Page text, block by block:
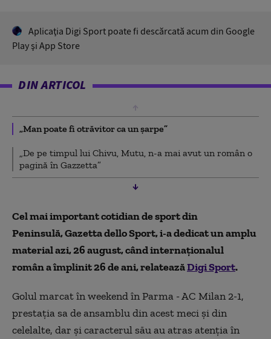
Aplicaţia Digi Sport poate fi descărcată acum din Google
Play şi App Store
DIN ARTICOL
„Man poate fi otrăvitor ca un șarpe”
„De pe timpul lui Chivu, Mutu, n-a mai avut un român o
pagină în Gazzetta”
Cel mai important cotidian de sport din
Peninsulă, Gazetta dello Sport, i-a dedicat un amplu
material azi, 26 august, când internaționalul
român a împlinit 26 de ani, relateazăDigi Sport.
Golul marcat în weekend în Parma - AC Milan 2-1,
prestația sa de ansamblu din acest meci și din
celelalte, dar și caracterul său au atras atenția în